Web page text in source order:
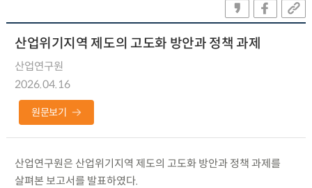
산업위기지역 제도의 고도화 방안과 정책 과제
산업연구원
2026.04.16
원문보기
산업연구원은 산업위기지역 제도의 고도화 방안과 정책 과제를
살펴본 보고서를 발표하였다.